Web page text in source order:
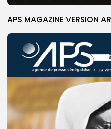
APS MAGAZINE VERSION AR